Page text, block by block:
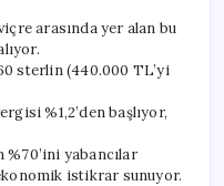
arasında yer alan bu
sterlin (440.000 TL’yi
%1,2’den başlıyor,
yabancılar
istikrar sunuyor.